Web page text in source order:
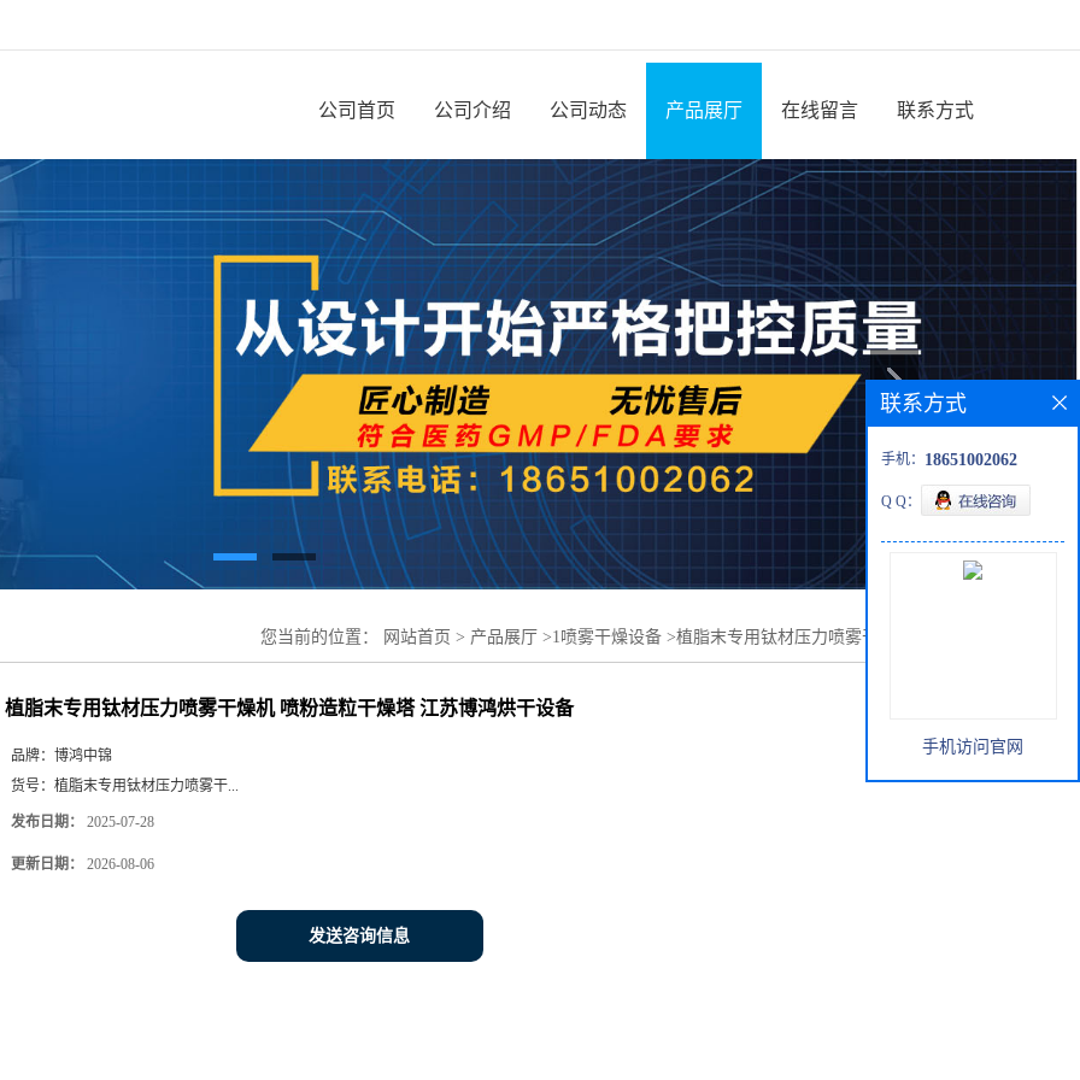
公司首页 公司介绍 公司动态 产品展厅 在线留言 联系方式
您当前的位置： 网站首页 > 产品展厅 >1喷雾干燥设备 >植脂末专用钛材压力喷雾干燥机 喷粉造
植脂末专用钛材压力喷雾干燥机 喷粉造粒干燥塔 江苏博鸿烘干设备
品牌： 博鸿中锦
货号： 植脂末专用钛材压力喷雾干...
发布日期： 2025-07-28
更新日期： 2026-08-06
发送咨询信息
联系方式
手机： 18651002062
Q Q：
手机访问官网